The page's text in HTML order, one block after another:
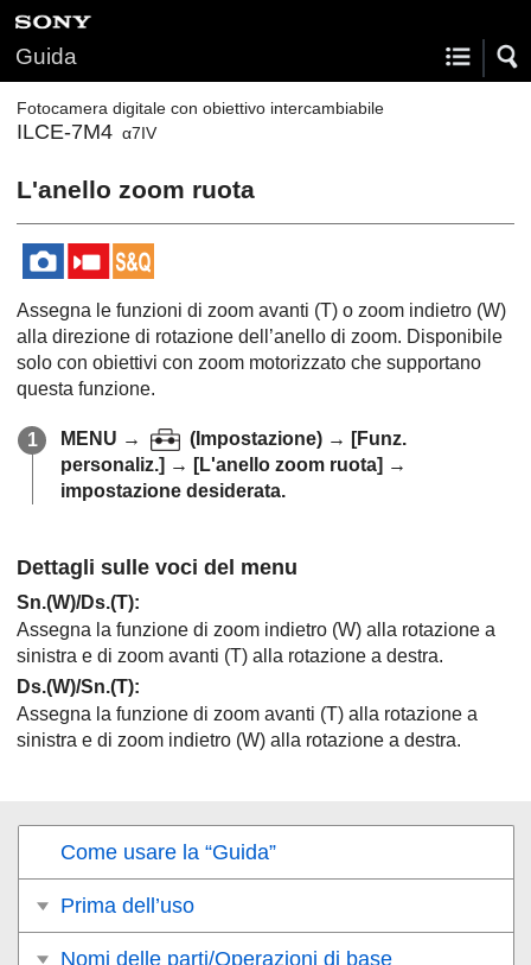
Guida
Fotocamera digitale con obiettivo intercambiabile
ILCE-7M4 α7IV
L'anello zoom ruota
Assegna le funzioni di zoom avanti (T) o zoom indietro (W)
alla direzione di rotazione dell’anello di zoom. Disponibile
solo con obiettivi con zoom motorizzato che supportano
questa funzione.
MENU → (Impostazione) → [Funz.
personaliz.] → [L'anello zoom ruota] →
impostazione desiderata.
Dettagli sulle voci del menu
Sn.(W)/Ds.(T):
Assegna la funzione di zoom indietro (W) alla rotazione a
sinistra e di zoom avanti (T) alla rotazione a destra.
Ds.(W)/Sn.(T):
Assegna la funzione di zoom avanti (T) alla rotazione a
sinistra e di zoom indietro (W) alla rotazione a destra.
Come usare la “Guida”
Prima dell’uso
Nomi delle parti/Operazioni di base